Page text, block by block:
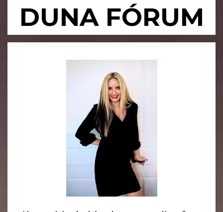
DUNA FÓRUM
Primary